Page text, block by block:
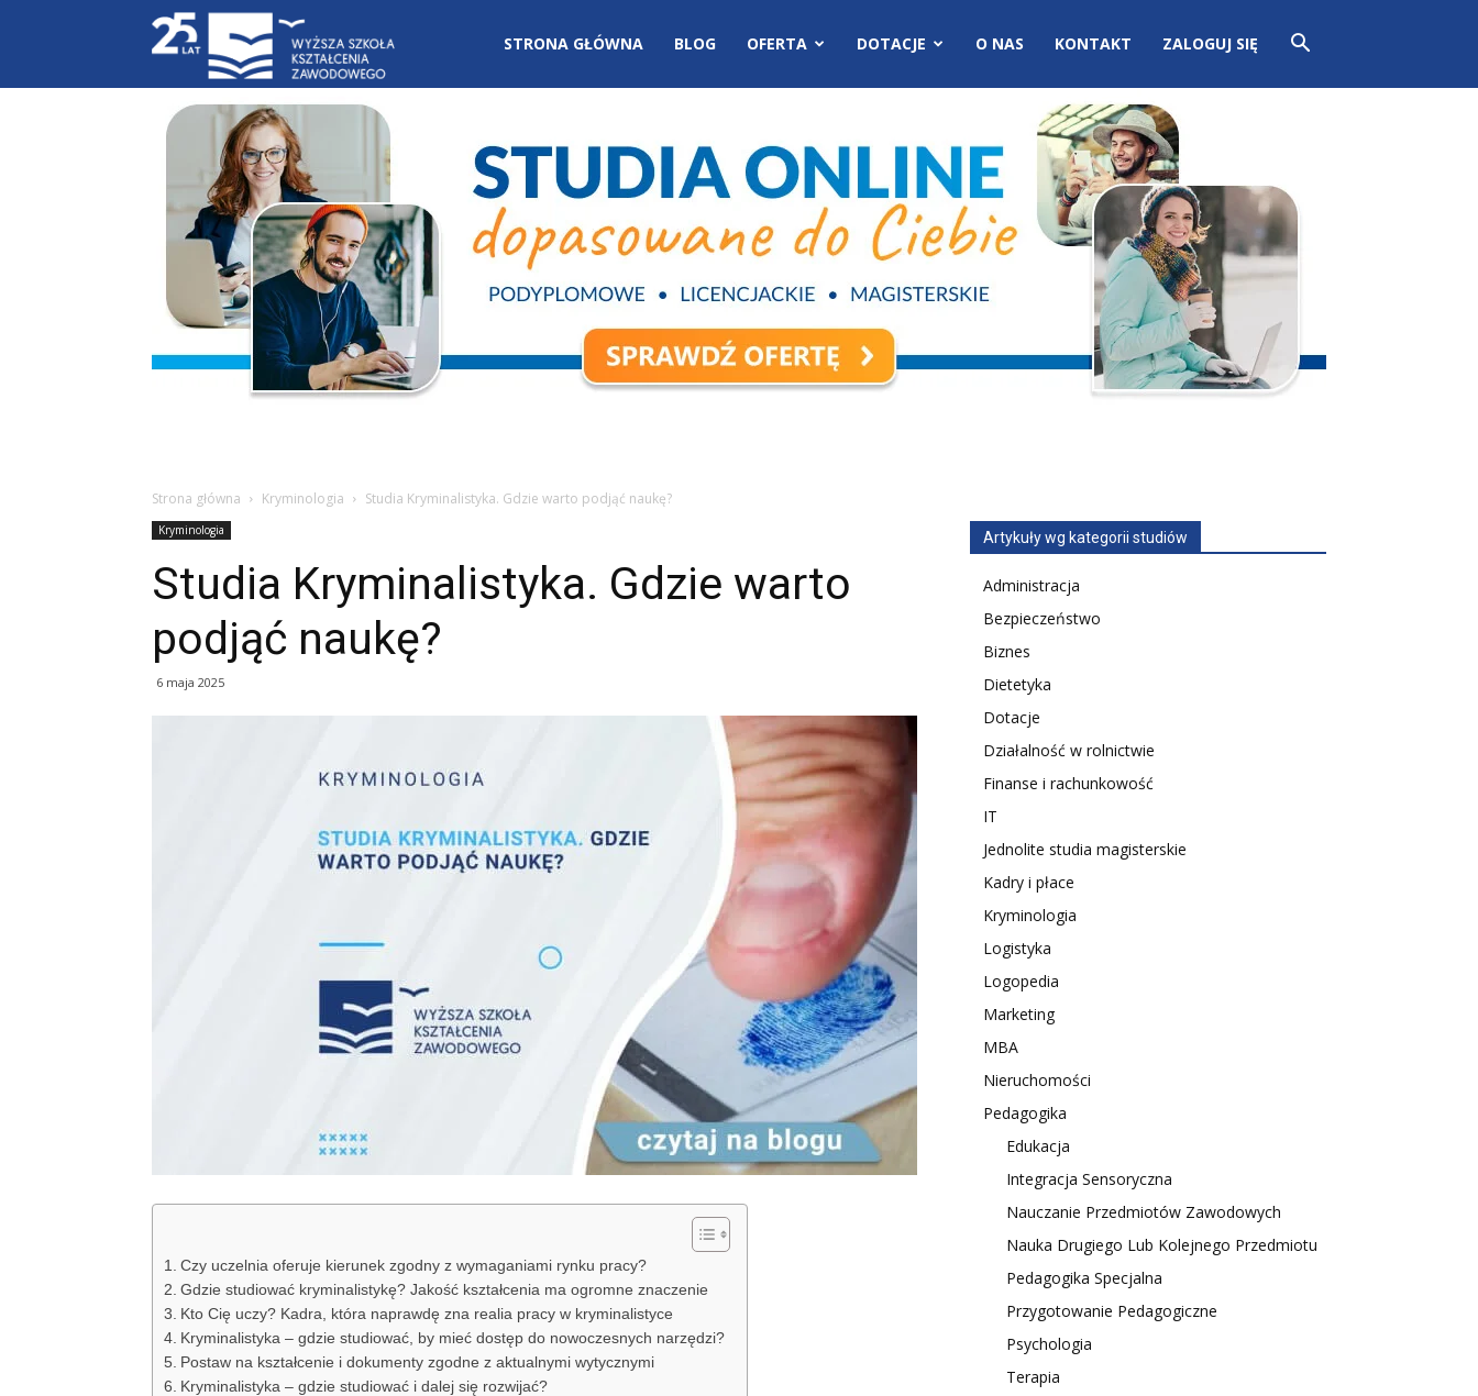
Blog
WSKZ
|
studia-
STRONA GŁÓWNA BLOG OFERTA DOTACJE O NAS KONTAKT ZALOGUJ SIĘ
Strona główna Kryminologia Studia Kryminalistyka. Gdzie warto podjąć naukę?
Kryminologia
Studia Kryminalistyka. Gdzie warto
podjąć naukę?
6 maja 2025
Czy uczelnia oferuje kierunek zgodny z wymaganiami rynku pracy?
Gdzie studiować kryminalistykę? Jakość kształcenia ma ogromne znaczenie
Kto Cię uczy? Kadra, która naprawdę zna realia pracy w kryminalistyce
Kryminalistyka – gdzie studiować, by mieć dostęp do nowoczesnych narzędzi?
Postaw na kształcenie i dokumenty zgodne z aktualnymi wytycznymi
Kryminalistyka – gdzie studiować i dalej się rozwijać?
Artykuły wg kategorii studiów
Administracja
Bezpieczeństwo
Biznes
Dietetyka
Dotacje
Działalność w rolnictwie
Finanse i rachunkowość
IT
Jednolite studia magisterskie
Kadry i płace
Kryminologia
Logistyka
Logopedia
Marketing
MBA
Nieruchomości
Pedagogika
Edukacja
Integracja Sensoryczna
Nauczanie Przedmiotów Zawodowych
Nauka Drugiego Lub Kolejnego Przedmiotu
Pedagogika Specjalna
Przygotowanie Pedagogiczne
Psychologia
Terapia